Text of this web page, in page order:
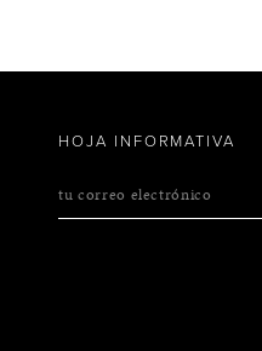
HOJA INFORMATIVA
tu correo electrónico